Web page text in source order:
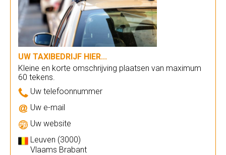
UW TAXIBEDRIJF HIER...
Kleine en korte omschrijving plaatsen van maximum
60 tekens.
Uw telefoonnummer
Uw e-mail
Uw website
Leuven (3000)
Vlaams Brabant